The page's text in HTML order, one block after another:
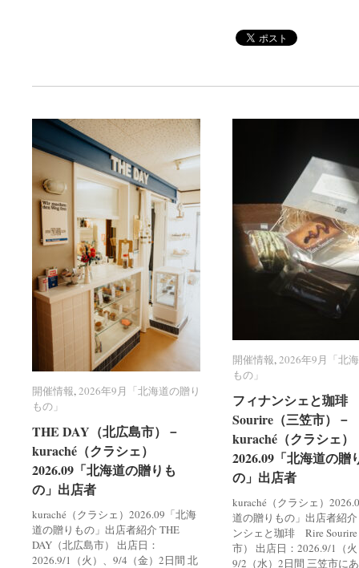
開催情報,2026年9月「北海道の贈り
もの」
THE DAY（北広島市）－
kuraché（クラシェ）
2026.09「北海道の贈りも
の」出店者
kuraché（クラシェ）2026.09「北海
道の贈りもの」出店者紹介 THE
DAY（北広島市） 出店日：
2026.9/1（火）、9/4（金）2日間 北
開催情報 2026年9月「北海道の贈り
もの」
THE DAY（北広島市）－
kuraché（クラシェ）
2026.09「北海道の贈りも
の」出店者
開催情報,2026年9月「北
もの」
フィナンシェと珈
Sourire（三笠市）－
kuraché（クラシェ）
2026.09「北海道の贈
の」出店者
kuraché（クラシェ）
道の贈りもの」出店者紹
ンシェと珈琲 Rire
市） 出店日：2026.9/1（
9/2（水）2日間 三笠市に
開催情報 2026年9月「北
もの」
フィナンシェと珈
Sourire（三笠市）－
kuraché（クラシェ）
2026.09「北海道の贈
の」出店者